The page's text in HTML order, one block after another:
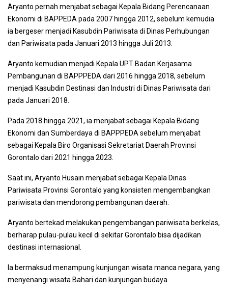
Aryanto pernah menjabat sebagai Kepala Bidang Perencanaan
Ekonomi di BAPPEDA pada 2007 hingga 2012, sebelum kemudia
ia bergeser menjadi Kasubdin Pariwisata di Dinas Perhubungan
dan Pariwisata pada Januari 2013 hingga Juli 2013.
Aryanto kemudian menjadi Kepala UPT Badan Kerjasama
Pembangunan di BAPPPEDA dari 2016 hingga 2018, sebelum
menjadi Kasubdin Destinasi dan Industri di Dinas Pariwisata dari
pada Januari 2018.
Pada 2018 hingga 2021, ia menjabat sebagai Kepala Bidang
Ekonomi dan Sumberdaya di BAPPPEDA sebelum menjabat
sebagai Kepala Biro Organisasi Sekretariat Daerah Provinsi
Gorontalo dari 2021 hingga 2023.
Saat ini, Aryanto Husain menjabat sebagai Kepala Dinas
Pariwisata Provinsi Gorontalo yang konsisten mengembangkan
pariwisata dan mendorong pembangunan daerah.
Aryanto bertekad melakukan pengembangan pariwisata berkelas,
berharap pulau-pulau kecil di sekitar Gorontalo bisa dijadikan
destinasi internasional.
Ia bermaksud menampung kunjungan wisata manca negara, yang
menyenangi wisata Bahari dan kunjungan budaya.